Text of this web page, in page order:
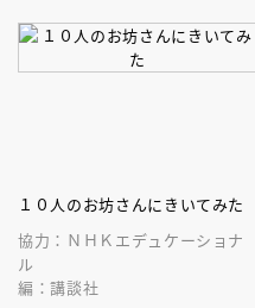
１０人のお坊さんにきいてみた
協力：ＮＨＫエデュケーショナ
ル
編：講談社